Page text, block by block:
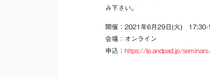
み下さい。
開催：2021年6月29日(火) 17:30-
会場：オンライン
申込： https://lp.andpad.jp/